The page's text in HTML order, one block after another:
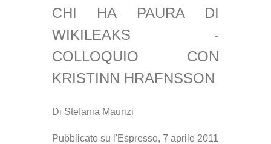
CHI HA PAURA DI
WIKILEAKS -
COLLOQUIO CON
KRISTINN HRAFNSSON
Di Stefania Maurizi
Pubblicato su l'Espresso, 7 aprile 2011